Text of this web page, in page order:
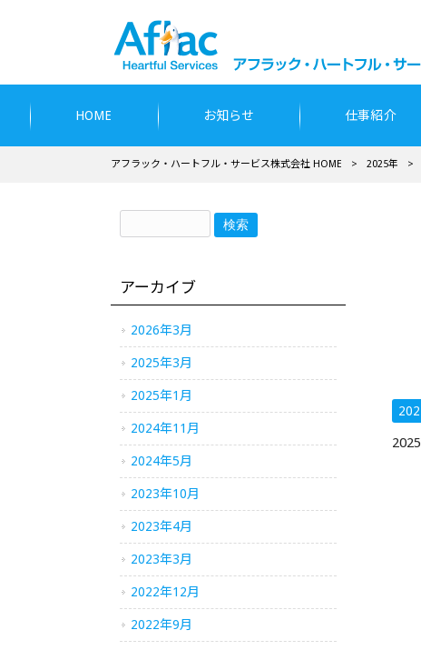
HOME お知らせ 仕事紹介
アフラック・ハートフル・サービス株式会社 HOME > 2025年 >
アーカイブ
2026年3月
2025年3月
2025年1月
2024年11月
2024年5月
2023年10月
2023年4月
2023年3月
2022年12月
2022年9月